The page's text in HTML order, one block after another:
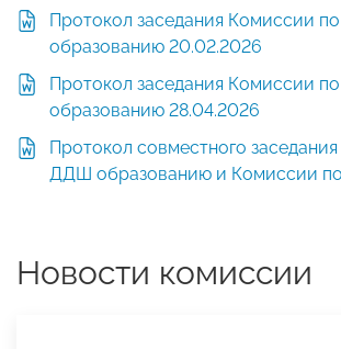
Протокол заседания Комиссии
образованию 20.02.2026
Протокол заседания Комиссии
образованию 28.04.2026
Протокол совместного
ДДШ образованию и Комиссии
Новости комиссии